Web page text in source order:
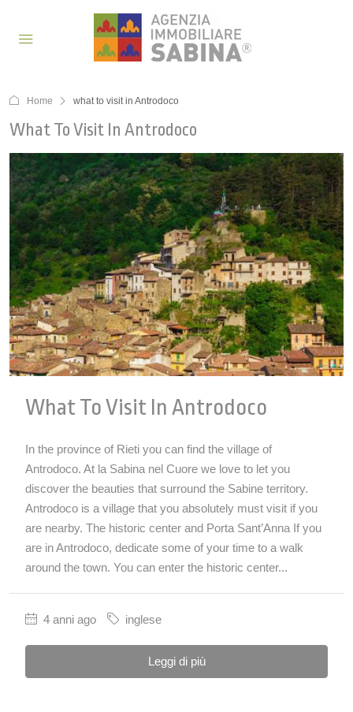
Home what to visit in Antrodoco
What To Visit In Antrodoco
What To Visit In Antrodoco
In the province of Rieti you can find the village of
Antrodoco. At la Sabina nel Cuore we love to let you
discover the beauties that surround the Sabine territory.
Antrodoco is a village that you absolutely must visit if you
are nearby. The historic center and Porta Sant’Anna If you
are in Antrodoco, dedicate some of your time to a walk
around the town. You can enter the historic center...
4 anni ago inglese
Leggi di più